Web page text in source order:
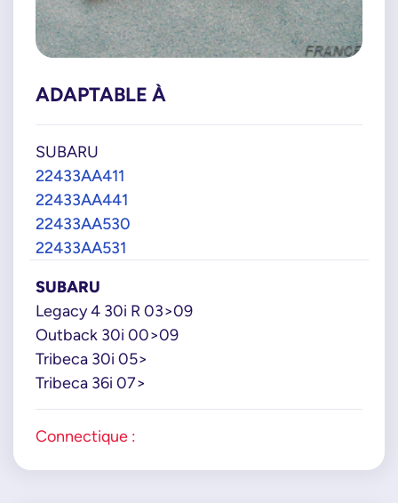
ADAPTABLE À
SUBARU
22433AA411
22433AA441
22433AA530
22433AA531
SUBARU
Legacy 4 30i R 03>09
Outback 30i 00>09
Tribeca 30i 05>
Tribeca 36i 07>
Connectique :